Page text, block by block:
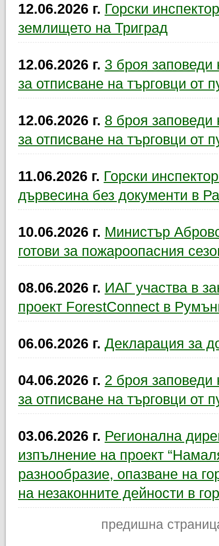
12.06.2026 г. Горски
землището на Триград
12.06.2026 г. 3 броя
за отписване на търговци от
12.06.2026 г. 8 броя
за отписване на търговци от
11.06.2026 г. Горски
дървесина без документи в
10.06.2026 г. Министър
готови за пожароопасния
08.06.2026 г. ИАГ участва в
проект ForestConnect в
06.06.2026 г. Декларация за
04.06.2026 г. 2 броя
за отписване на търговци от
03.06.2026 г. Регионална
изпълнение на проект
разнообразие, опазване на
на незаконните дейности в
предишна